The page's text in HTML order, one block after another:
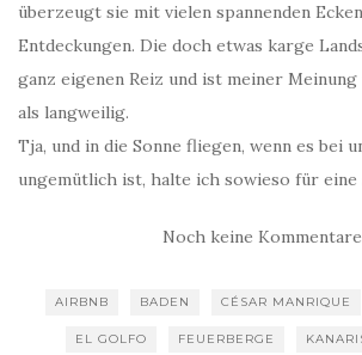
überzeugt sie mit vielen spannenden
Entdeckungen. Die doch etwas karge
ganz eigenen Reiz und ist meiner Meinung
als langweilig.
Tja, und in die Sonne fliegen, wenn es bei
ungemütlich ist, halte ich sowieso für eine
Noch keine Kommentare
AIRBNB BADEN CÉSAR MANRIQUE
EL GOLFO FEUERBERGE